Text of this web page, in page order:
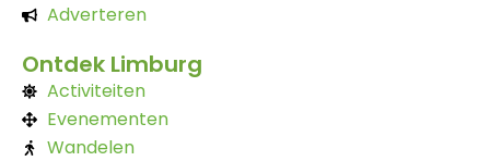
Adverteren
Ontdek Limburg
Activiteiten
Evenementen
Wandelen